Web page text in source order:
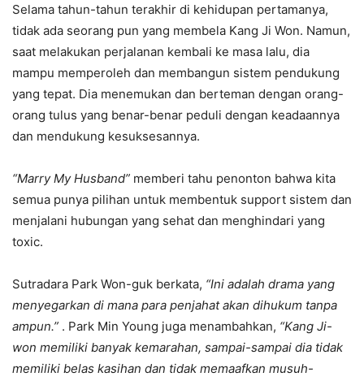
Selama tahun-tahun terakhir di kehidupan pertamanya,
tidak ada seorang pun yang membela Kang Ji Won. Namun,
saat melakukan perjalanan kembali ke masa lalu, dia
mampu memperoleh dan membangun sistem pendukung
yang tepat. Dia menemukan dan berteman dengan orang-
orang tulus yang benar-benar peduli dengan keadaannya
dan mendukung kesuksesannya.
“Marry My Husband” memberi tahu penonton bahwa kita
semua punya pilihan untuk membentuk support sistem dan
menjalani hubungan yang sehat dan menghindari yang
toxic.
Sutradara Park Won-guk berkata, “Ini adalah drama yang
menyegarkan di mana para penjahat akan dihukum tanpa
ampun.” . Park Min Young juga menambahkan, “Kang Ji-
won memiliki banyak kemarahan, sampai-sampai dia tidak
memiliki belas kasihan dan tidak memaafkan musuh-